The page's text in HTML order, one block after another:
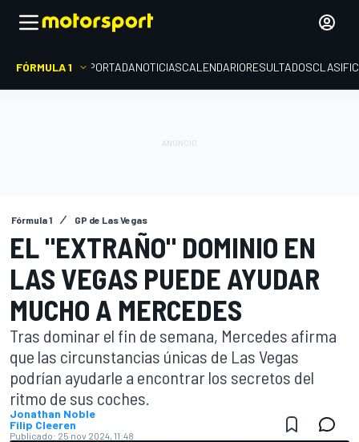
FÓRMULA 1 PORTADANOTICIASCALENDARIORESULTADOS
Fórmula 1 GP de Las Vegas
EL "EXTRAÑO" DOMINIO EN
LAS VEGAS PUEDE AYUDAR
MUCHO A MERCEDES
Tras dominar el fin de semana, Mercedes afirma
que las circunstancias únicas de Las Vegas
podrían ayudarle a encontrar los secretos del
ritmo de sus coches.
Jonathan Noble
Filip Cleeren
Publicado: 25 nov 2024, 11:48